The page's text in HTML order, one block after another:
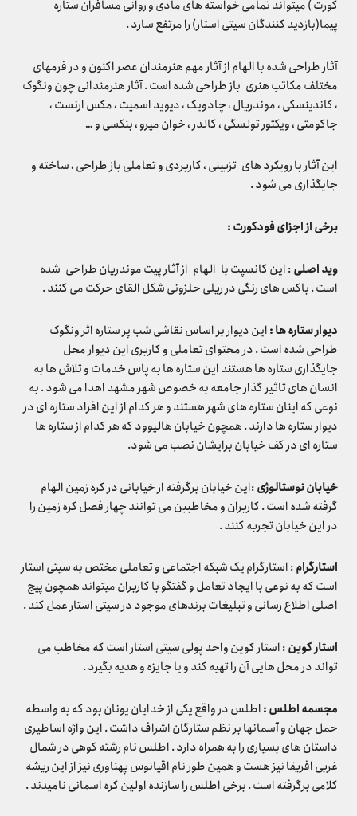
کورت ) میتواند تمامی خواسته های مادی و روانی مسافران ستاره
پیما(بازدید کنندگان سیتی استار) را مرتفع سازد .
آثار طراحی شده با الهام از آثار مهم هنرمندان عصر اکنون و در فرمهای
مختلف مکاتب هنری باز طراحی شده است . آثار هنرمندانی چون ونگوک
، کاندینسکی ، موندریال ، چادویک ، دیوید اسمیت ، مکس ارنست ،
جاکومتی ، ویکتور تولسگی ، کالدر ، خوان میرو ، بنکسی و …
این آثار با رویکرد های تزیینی ، کاربردی و تعاملی باز طراحی ، ساخته و
جایگذاری می شود .
برخی از اجزای فودکورت :
وید اصلی: این کانسپت با الهام از آثار پیت موندریان طراحی شده
است . باکس های رنگی در ریلی حلزونی شکل القای حرکت می کنند .
دیوار ستاره ها:این دیوار بر اساس نقاشی شب پر ستاره اثر ونگوک
طراحی شده است . در محتوای تعاملی و کاربری این دیوار محل
جایگذاری ستاره ها هستند این ستاره ها به پاس خدمات و تلاش ها به
انسان های تاثیر گذار جامعه به خصوص شهر مشهد اهدا می شود . به
نوعی که اینان ستاره های شهر هستند و هر کدام از این افراد ستاره ای در
دیوار ستاره ها دارند . همچون خیابان هالیوود که هر کدام از ستاره ها
ستاره ای در کف خیابان برایشان نصب می شود.
خیابان نوستالوژی:این خیابان برگرفته از خیابانی در کره زمین الهام
گرفته شده است . کاربران و مخاطبین می توانند چهار فصل کره زمین را
در این خیابان تجربه کنند .
استارگرام: استارگرام یک شبکه اجتماعی و تعاملی مختص به سیتی استار
است که به نوعی با ایجاد تعامل و گفتگو با کاربران میتواند همچون پیج
اصلی اطلاع رسانی و تبلیغات برندهای موجود در سیتی استار عمل کند .
استار کوین: استار کوین واحد پولی سیتی استار است که مخاطب می
تواند در محل هایی آن را تهیه کند و یا جایزه و هدیه بگیرد .
مجسمه اطلس:اطلس در واقع یکی از خدایان یونان بود که به واسطه
حمل جهان و آسمانها بر نظم ستارگان اشراف داشت . این واژه اساطیری
داستان های بسیاری را به همراه دارد . اطلس نام رشته کوهی در شمال
غربی افریقا نیز هست و همین طور نام اقیانوس پهناوری نیز از این ریشه
کلامی برگرفته است . برخی اطلس را سازنده اولین کره اسمانی نامیدند .